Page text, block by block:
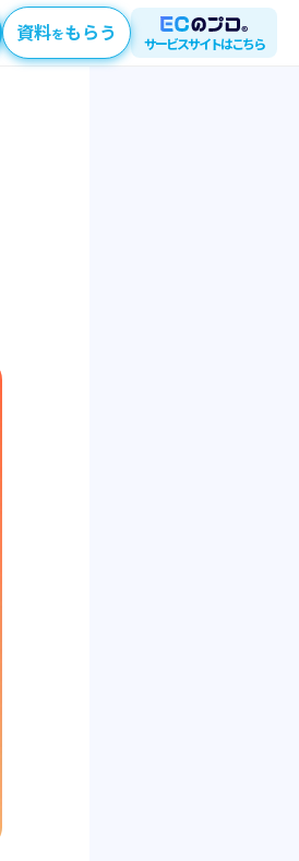
資料をもらう サービスサイトはこちら